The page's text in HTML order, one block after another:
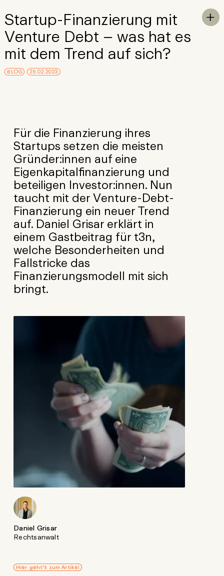

Startup-Finanzierung mit
Venture Debt – was hat es
mit dem Trend auf sich?
BLOG 25.02.2023
Für die Finanzierung ihres
Startups setzen die meisten
Gründer:innen auf eine
Eigenkapitalfinanzierung und
beteiligen Investor:innen. Nun
taucht mit der Venture-Debt-
Finanzierung ein neuer Trend
auf. Daniel Grisar erklärt in
einem Gastbeitrag für t3n,
welche Besonderheiten und
Fallstricke das
Finanzierungsmodell mit sich
bringt.
Daniel Grisar
Rechtsanwalt
Hier geht's zum Artikel